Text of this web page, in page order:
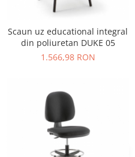
Scaun uz educational integral
din poliuretan DUKE 05
1.566,98 RON